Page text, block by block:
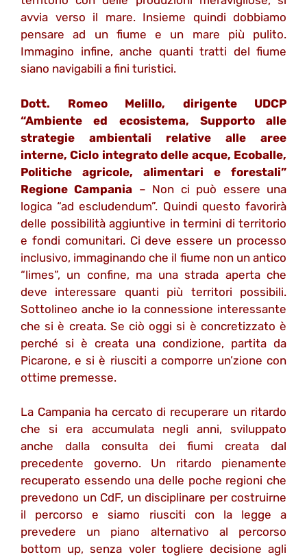
avvia verso il mare. Insieme quindi dobbiamo
pensare ad un fiume e un mare più pulito.
Immagino infine, anche quanti tratti del fiume
siano navigabili a fini turistici.
Dott. Romeo Melillo, dirigente UDCP
“Ambiente ed ecosistema, Supporto alle
strategie ambientali relative alle aree
interne, Ciclo integrato delle acque, Ecoballe,
Politiche agricole, alimentari e forestali”
Regione Campania – Non ci può essere una
logica “ad escludendum”. Quindi questo favorirà
delle possibilità aggiuntive in termini di territorio
e fondi comunitari. Ci deve essere un processo
inclusivo, immaginando che il fiume non un antico
“limes”, un confine, ma una strada aperta che
deve interessare quanti più territori possibili.
Sottolineo anche io la connessione interessante
che si è creata. Se ciò oggi si è concretizzato è
perché si è creata una condizione, partita da
Picarone, e si è riusciti a comporre un’zione con
ottime premesse.
La Campania ha cercato di recuperare un ritardo
che si era accumulata negli anni, sviluppato
anche dalla consulta dei fiumi creata dal
precedente governo. Un ritardo pienamente
recuperato essendo una delle poche regioni che
prevedono un CdF, un disciplinare per costruirne
il percorso e siamo riusciti con la legge a
prevedere un piano alternativo al percorso
bottom up, senza voler togliere decisione agli